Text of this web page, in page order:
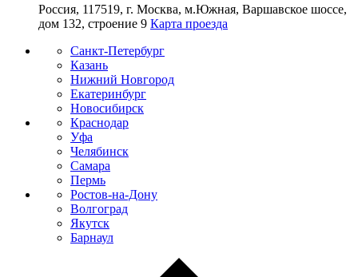
Россия, 117519, г. Москва, м.Южная, Варшавское шоссе,
дом 132, строение 9 Карта проезда
Санкт-Петербург
Казань
Нижний Новгород
Екатеринбург
Новосибирск
Краснодар
Уфа
Челябинск
Самара
Пермь
Ростов-на-Дону
Волгоград
Якутск
Барнаул